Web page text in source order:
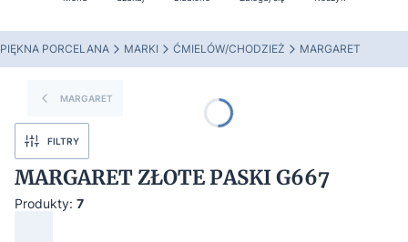
PIĘKNA PORCELANA MARKI ĆMIELÓW/CHODZIEŻ MARGARET
MARGARET
FILTRY
MARGARET ZŁOTE PASKI G667
Produkty: 7